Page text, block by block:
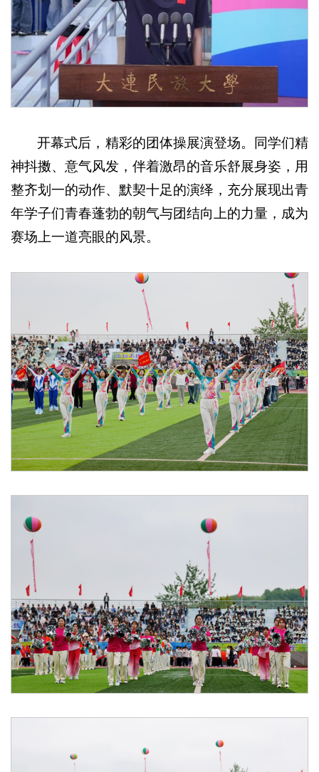
开幕式后，精彩的团体操展演登场。同学们精
神抖擞、意气风发，伴着激昂的音乐舒展身姿，用
整齐划一的动作、默契十足的演绎，充分展现出青
年学子们青春蓬勃的朝气与团结向上的力量，成为
赛场上一道亮眼的风景。